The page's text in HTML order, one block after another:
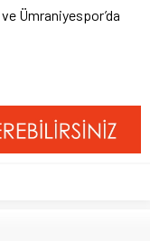
Ümraniyespor’da